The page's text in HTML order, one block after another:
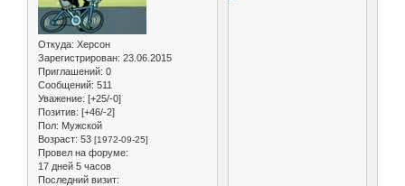
Откуда: Херсон
Зарегистрирован: 23.06.2015
Приглашений: 0
Сообщений: 511
Уважение: [+25/-0]
Позитив: [+46/-2]
Пол: Мужской
Возраст: 53 [1972-09-25]
Провел на форуме:
17 дней 5 часов
Последний визит: